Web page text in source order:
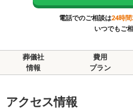
電話でのご相談は24時
いつでもご
葬儀社
情報
費用
プラン
アクセス情報